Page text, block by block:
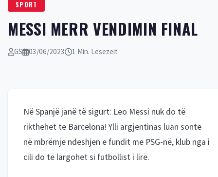
SPORT
MESSI MERR VENDIMIN FINAL
GS 03/06/2023 1 Min. Lesezeit
Në Spanjë janë të sigurt: Leo Messi nuk do të
rikthehet te Barcelona! Ylli argjentinas luan sonte
në mbrëmje ndeshjen e fundit me PSG-në, klub nga i
cili do të largohet si futbollist i lirë.